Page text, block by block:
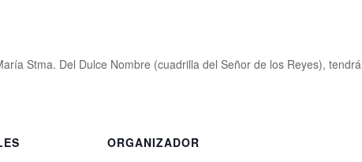
Stma. Del Dulce Nombre (cuadrilla del Señor de los Reyes),
ORGANIZADOR